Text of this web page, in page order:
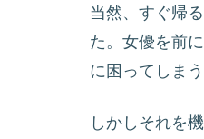
当然、すぐ帰
た。女優を前
に困ってしまう
しかしそれを